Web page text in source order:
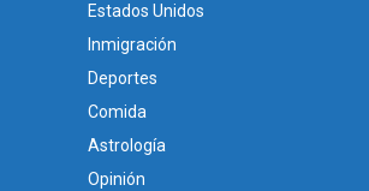
Estados Unidos
Inmigración
Deportes
Comida
Astrología
Opinión